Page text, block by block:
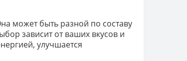
может быть разной по составу
зависит от ваших вкусов и
улучшается